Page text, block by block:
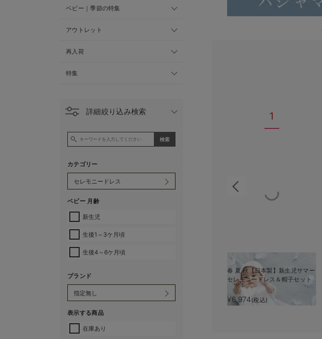
ベビー｜季節の特集
アウトレット
再入荷
特集
詳細絞り込み検索
カテゴリー
ベビー 月齢
新生児
生後1～3ケ月頃
生後4～6ケ月頃
ブランド
表示する商品
在庫あり
1
春 夏 秋【日本製】新生児サマー
セレモニードレス＆帽子セット
¥6,974(税込)